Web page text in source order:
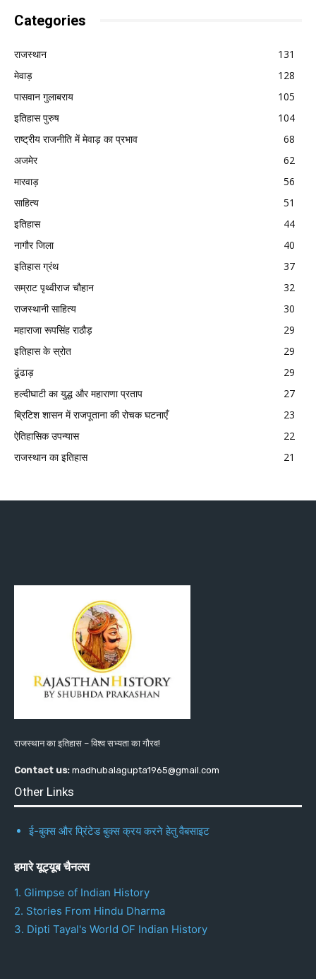
Categories
राजस्थान
131
मेवाड़
128
पासवान गुलाबराय
105
इतिहास पुरुष
104
राष्ट्रीय राजनीति में मेवाड़ का प्रभाव
68
अजमेर
62
मारवाड़
56
साहित्य
51
इतिहास
44
नागौर जिला
40
इतिहास ग्रंथ
37
सम्राट पृथ्वीराज चौहान
32
राजस्थानी साहित्य
30
महाराजा रूपसिंह राठौड़
29
इतिहास के स्रोत
29
ढूंढाड़
29
हल्दीघाटी का युद्ध और महाराणा प्रताप
27
ब्रिटिश शासन में राजपूताना की रोचक घटनाएँ
23
ऐतिहासिक उपन्यास
22
राजस्थान का इतिहास
21
राजस्थान का इतिहास – विश्व सभ्यता का गौरव!
Contact us: madhubalagupta1965@gmail.com
Other Links
ई-बुक्स और प्रिंटेड बुक्स क्रय करने हेतु वैबसाइट
हमारे यूट्यूब चैनल्स
1. Glimpse of Indian History
2. Stories From Hindu Dharma
3. Dipti Tayal's World OF Indian History